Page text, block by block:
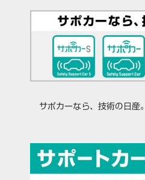
サポカーなら、技術の日産。